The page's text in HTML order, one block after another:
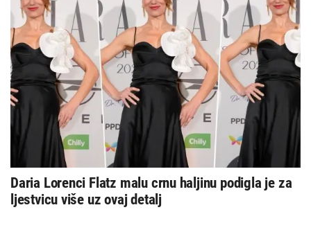
Daria Lorenci Flatz malu crnu haljinu podigla je za
ljestvicu više uz ovaj detalj